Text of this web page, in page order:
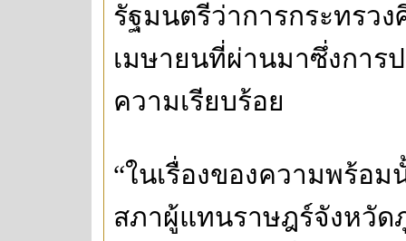
รัฐมนตรีว่าการกระทรว
เมษายนที่ผ่านมาซึ่งการ
ความเรียบร้อย
“ในเรื่องของความพร้อ
สภาผู้แทนราษฎร์จังหวั